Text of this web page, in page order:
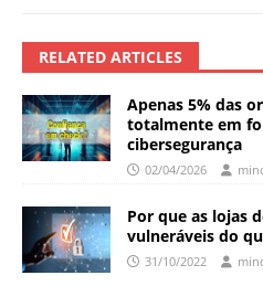
RELATED ARTICLES
Apenas 5% das
totalmente em
cibersegurança
02/04/2026
Por que as lojas
vulneráveis ​​do
31/10/2022